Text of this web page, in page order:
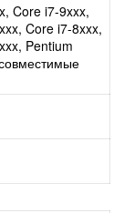
Core i7-9xxx,
Core i7-8xxx,
Pentium